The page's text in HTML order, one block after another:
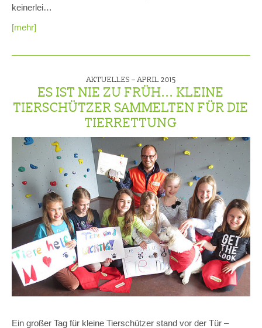
keinerlei…
[mehr]
AKTUELLES –APRIL 2015
ES IST NIE ZU FRÜH... KLEINE
TIERSCHÜTZER SAMMELTEN FÜR DIE
TIERRETTUNG
Ein großer Tag für kleine Tierschützer stand vor der Tür –